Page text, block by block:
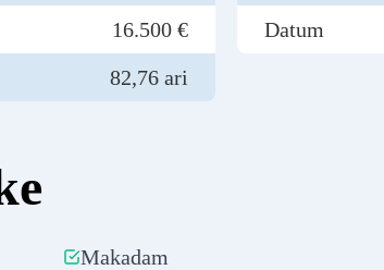
16.500 €
82,76 ari
Datum
Makadam